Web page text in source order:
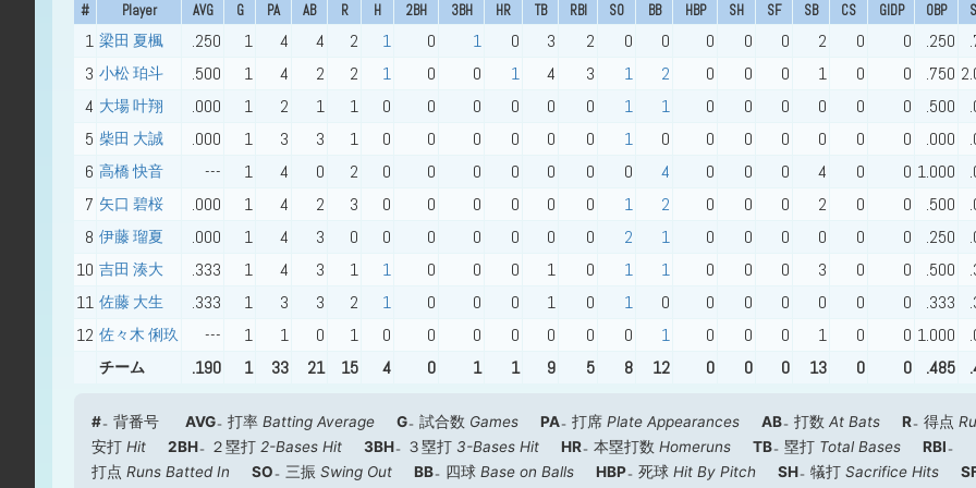
# Player AVG G PA AB R H 2BH 3BH HR TB RBI SO BB HBP SH SF SB CS GIDP OBP
1 梁田 夏楓 .250 1 4 4 2 1 0 1 0 3 2 0 0 0 0 0 2 0 0 .250
3 小松 珀斗 .500 1 4 2 2 1 0 0 1 4 3 1 2 0 0 0 1 0 0 .750
4 大場 叶翔 .000 1 2 1 1 0 0 0 0 0 0 1 1 0 0 0 0 0 0 .500
5 柴田 大誠 .000 1 3 3 1 0 0 0 0 0 0 1 0 0 0 0 0 0 0 .000
6 高橋 快音 --- 1 4 0 2 0 0 0 0 0 0 0 4 0 0 0 4 0 0 1.000
7 矢口 碧桜 .000 1 4 2 3 0 0 0 0 0 0 1 2 0 0 0 2 0 0 .500
8 伊藤 瑠夏 .000 1 4 3 0 0 0 0 0 0 0 2 1 0 0 0 0 0 0 .250
10 吉田 湊大 .333 1 4 3 1 1 0 0 0 1 0 1 1 0 0 0 3 0 0 .500
11 佐藤 大生 .333 1 3 3 2 1 0 0 0 1 0 1 0 0 0 0 0 0 0 .333
12 佐々木 俐玖 --- 1 1 0 1 0 0 0 0 0 0 0 1 0 0 0 1 0 0 1.000
チーム .190 1 33 21 15 4 0 1 1 9 5 8 12 0 0 0 13 0 0 .485
# 背番号 AVG 打率 Batting Average G 試合数 Games PA 打席 Plate Appearances AB 打数 At Bats R 得点
安打 Hit 2BH ２塁打 2-Bases Hit 3BH ３塁打 3-Bases Hit HR 本塁打数 Homeruns TB 塁打 Total Bases
RBI
打点 Runs Batted In SO 三振 Swing Out BB 四球 Base on Balls HBP 死球 Hit By Pitch SH 犠打 Sacrifice Hits